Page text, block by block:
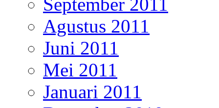
Agustus 2011
Juni 2011
Mei 2011
Januari 2011